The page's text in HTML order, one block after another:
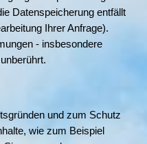
Datenspeicherung entfällt
Ihrer Anfrage).
- insbesondere
und zum Schutz
wie zum Beispiel